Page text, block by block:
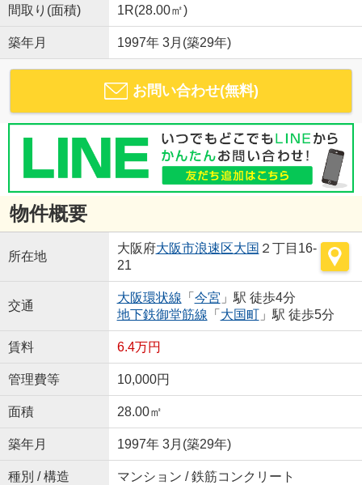
間取り(面積) 1R(28.00㎡)
築年月 1997年 3月(築29年)
お問い合わせ(無料)
物件概要
所在地
大阪府大阪市浪速区大国 ２丁目16-
21
交通
大阪環状線 「 今宮 」駅 徒歩4分
地下鉄御堂筋線 「 大国町」駅 徒歩5分
賃料 6.4万円
管理費等 10,000円
面積 28.00㎡
築年月 1997年 3月(築29年)
種別 / 構造 マンション / 鉄筋コンクリート